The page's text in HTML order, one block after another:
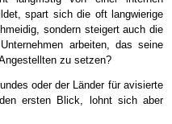
spart sich die oft langwierige
sondern steigert auch die
arbeiten, das seine
zu setzen?
oder der Länder für avisierte
ersten Blick, lohnt sich aber